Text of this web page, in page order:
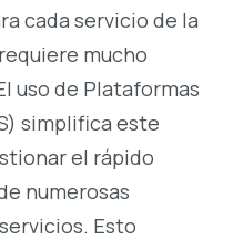
cada servicio de la
mucho
uso de Plataformas
simplifica este
el rápido
numerosas
Esto